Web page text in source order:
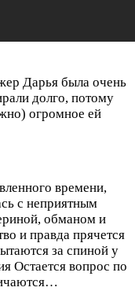
Дарья была очень
долго, потому
огромное ей
времени,
с неприятным
обманом и
и правда прячется
за спиной у
Остается вопрос по